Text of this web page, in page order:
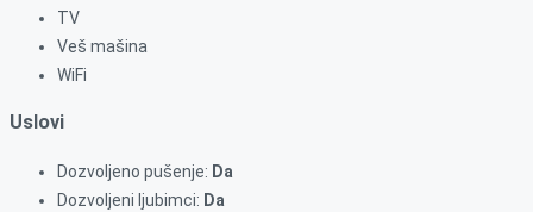
TV
Veš mašina
WiFi
Uslovi
Dozvoljeno pušenje: Da
Dozvoljeni ljubimci: Da